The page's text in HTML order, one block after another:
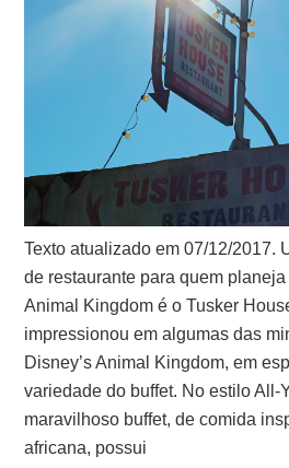
Texto atualizado em 07/12/2017.
de restaurante para quem
Animal Kingdom é o Tusker
impressionou em algumas das
Disney’s Animal Kingdom, em
variedade do buffet. No estilo All-
maravilhoso buffet, de comida
africana, possui